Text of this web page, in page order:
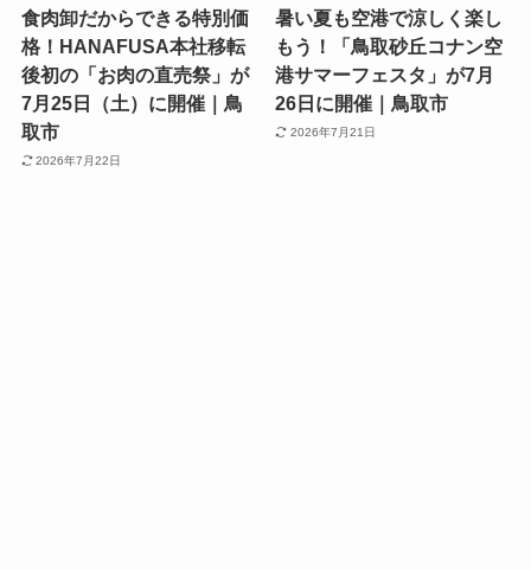
食肉卸だからできる特別価
格！HANAFUSA本社移転
後初の「お肉の直売祭」が
7月25日（土）に開催｜鳥
取市
2026年7月22日
暑い夏も空港で涼しく楽し
もう！「鳥取砂丘コナン空
港サマーフェスタ」が7月
26日に開催｜鳥取市
2026年7月21日